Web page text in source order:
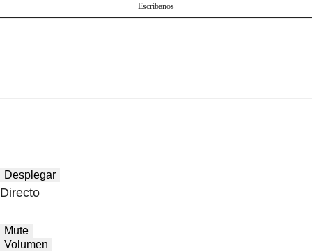
Escríbanos
Desplegar
Directo
Mute
Volumen